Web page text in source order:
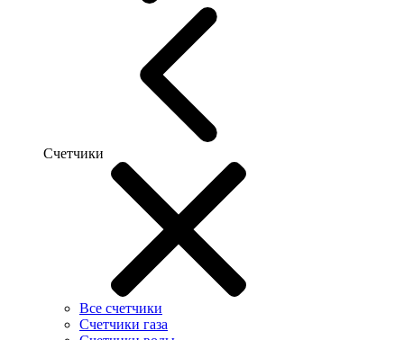
Счетчики
Все счетчики
Счетчики газа